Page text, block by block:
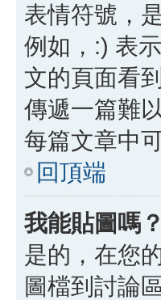
表情符號，
例如，:) 表
文的頁面看
傳遞一篇難
每篇文章中
回頂端
我能貼圖嗎？
是的，在您
圖檔到討論